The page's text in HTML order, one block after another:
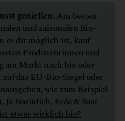
genießen.Am besten
und saisonalen Bio-
es dir möglich ist, kauf
Produzentinnen und
am Markt nach bio oder
das EU-Bio-Siegel oder
wie zum Beispiel
Ja Natürlich, Erde & Saat
etwas wirklich bio?